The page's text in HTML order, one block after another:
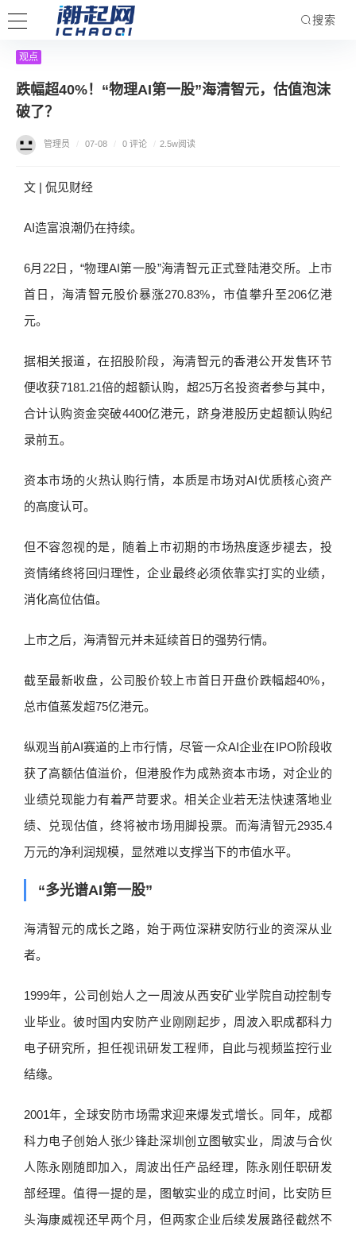
搜索
观点
跌幅超40%！“物理AI第一股”海清智元，估值泡沫
破了？
管理员 / 07-08 / 0 评论 / 2.5w阅读
文 | 侃见财经
AI造富浪潮仍在持续。
6月22日，“物理AI第一股”海清智元正式登陆港交所。上市
首日，海清智元股价暴涨270.83%，市值攀升至206亿港
元。
据相关报道，在招股阶段，海清智元的香港公开发售环节
便收获7181.21倍的超额认购，超25万名投资者参与其中，
合计认购资金突破4400亿港元，跻身港股历史超额认购纪
录前五。
资本市场的火热认购行情，本质是市场对AI优质核心资产
的高度认可。
但不容忽视的是，随着上市初期的市场热度逐步褪去，投
资情绪终将回归理性，企业最终必须依靠实打实的业绩，
消化高位估值。
上市之后，海清智元并未延续首日的强势行情。
截至最新收盘，公司股价较上市首日开盘价跌幅超40%，
总市值蒸发超75亿港元。
纵观当前AI赛道的上市行情，尽管一众AI企业在IPO阶段收
获了高额估值溢价，但港股作为成熟资本市场，对企业的
业绩兑现能力有着严苛要求。相关企业若无法快速落地业
绩、兑现估值，终将被市场用脚投票。而海清智元2935.4
万元的净利润规模，显然难以支撑当下的市值水平。
“多光谱AI第一股”
海清智元的成长之路，始于两位深耕安防行业的资深从业
者。
1999年，公司创始人之一周波从西安矿业学院自动控制专
业毕业。彼时国内安防产业刚刚起步，周波入职成都科力
电子研究所，担任视讯研发工程师，自此与视频监控行业
结缘。
2001年，全球安防市场需求迎来爆发式增长。同年，成都
科力电子创始人张少锋赴深圳创立图敏实业，周波与合伙
人陈永刚随即加入，周波出任产品经理，陈永刚任职研发
部经理。值得一提的是，图敏实业的成立时间，比安防巨
头海康威视还早两个月，但两家企业后续发展路径截然不